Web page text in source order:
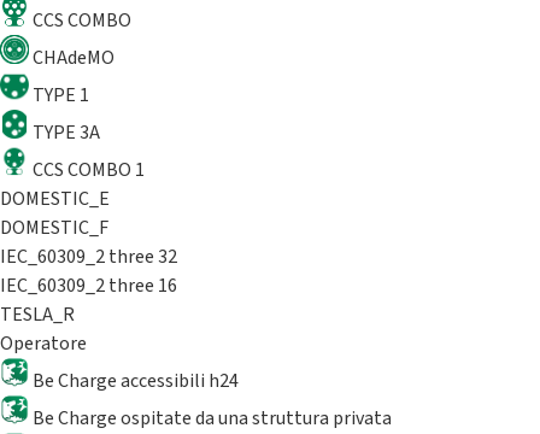
CCS COMBO
CHAdeMO
TYPE 1
TYPE 3A
CCS COMBO 1
DOMESTIC_E
DOMESTIC_F
IEC_60309_2 three 32
IEC_60309_2 three 16
TESLA_R
Operatore
Be Charge accessibili h24
Be Charge ospitate da una struttura privata